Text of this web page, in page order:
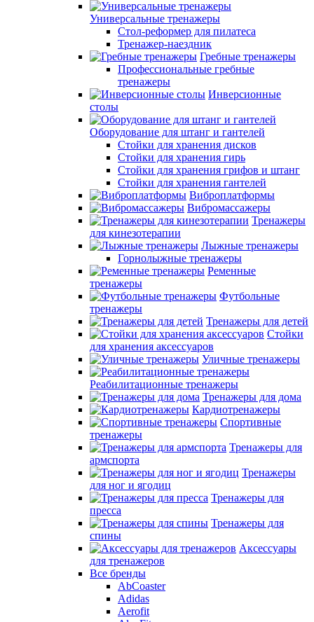
Универсальные тренажеры
Стол-реформер для пилатеса
Тренажер-наездник
Гребные тренажеры
Профессиональные гребные
тренажеры
Инверсионные
столы
Оборудование для штанг и гантелей
Стойки для хранения дисков
Стойки для хранения гирь
Стойки для хранения грифов и штанг
Стойки для хранения гантелей
Виброплатформы
Вибромассажеры
Тренажеры
для кинезотерапии
Лыжные тренажеры
Горнолыжные тренажеры
Ременные
тренажеры
Футбольные
тренажеры
Тренажеры для детей
Стойки
для хранения аксессуаров
Уличные тренажеры
Реабилитационные тренажеры
Тренажеры для дома
Кардиотренажеры
Спортивные
тренажеры
Тренажеры для
армспорта
Тренажеры
для ног и ягодиц
Тренажеры для
пресса
Тренажеры для
спины
Аксессуары
для тренажеров
Все бренды
AbCoaster
Adidas
Aerofit